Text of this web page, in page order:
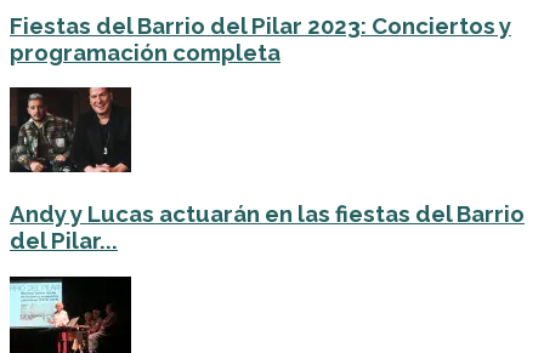
Fiestas del Barrio del Pilar 2023: Conciertos y
programación completa
Andy y Lucas actuarán en las fiestas del Barrio
del Pilar...